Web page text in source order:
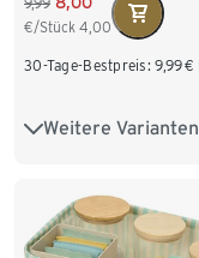
€/Stück 4,00
30-Tage-Bestpreis: 9,99€
Weitere Varianten
Breite ca. 12 cm